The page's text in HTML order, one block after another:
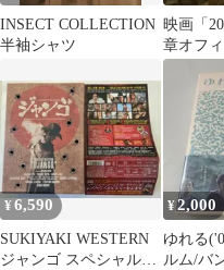
INSECT COLLECTION
半袖シャツ
映画「
章オフ
ドブック
¥6,590
SUKIYAKI WESTERN
ジャンゴ スペシャル・
¥2,000
ゆれる
ルム/バ